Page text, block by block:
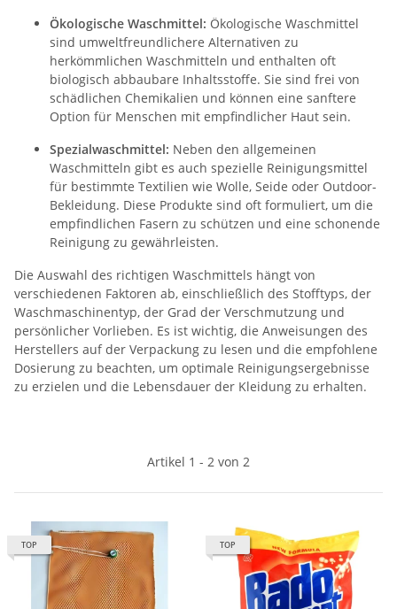
Ökologische Waschmittel: Ökologische Waschmittel
sind umweltfreundlichere Alternativen zu
herkömmlichen Waschmitteln und enthalten oft
biologisch abbaubare Inhaltsstoffe. Sie sind frei von
schädlichen Chemikalien und können eine sanftere
Option für Menschen mit empfindlicher Haut sein.
Spezialwaschmittel: Neben den allgemeinen
Waschmitteln gibt es auch spezielle Reinigungsmittel
für bestimmte Textilien wie Wolle, Seide oder Outdoor-
Bekleidung. Diese Produkte sind oft formuliert, um die
empfindlichen Fasern zu schützen und eine schonende
Reinigung zu gewährleisten.
Die Auswahl des richtigen Waschmittels hängt von
verschiedenen Faktoren ab, einschließlich des Stofftyps, der
Waschmaschinentyp, der Grad der Verschmutzung und
persönlicher Vorlieben. Es ist wichtig, die Anweisungen des
Herstellers auf der Verpackung zu lesen und die empfohlene
Dosierung zu beachten, um optimale Reinigungsergebnisse
zu erzielen und die Lebensdauer der Kleidung zu erhalten.
Artikel 1 - 2 von 2
TOP TOP